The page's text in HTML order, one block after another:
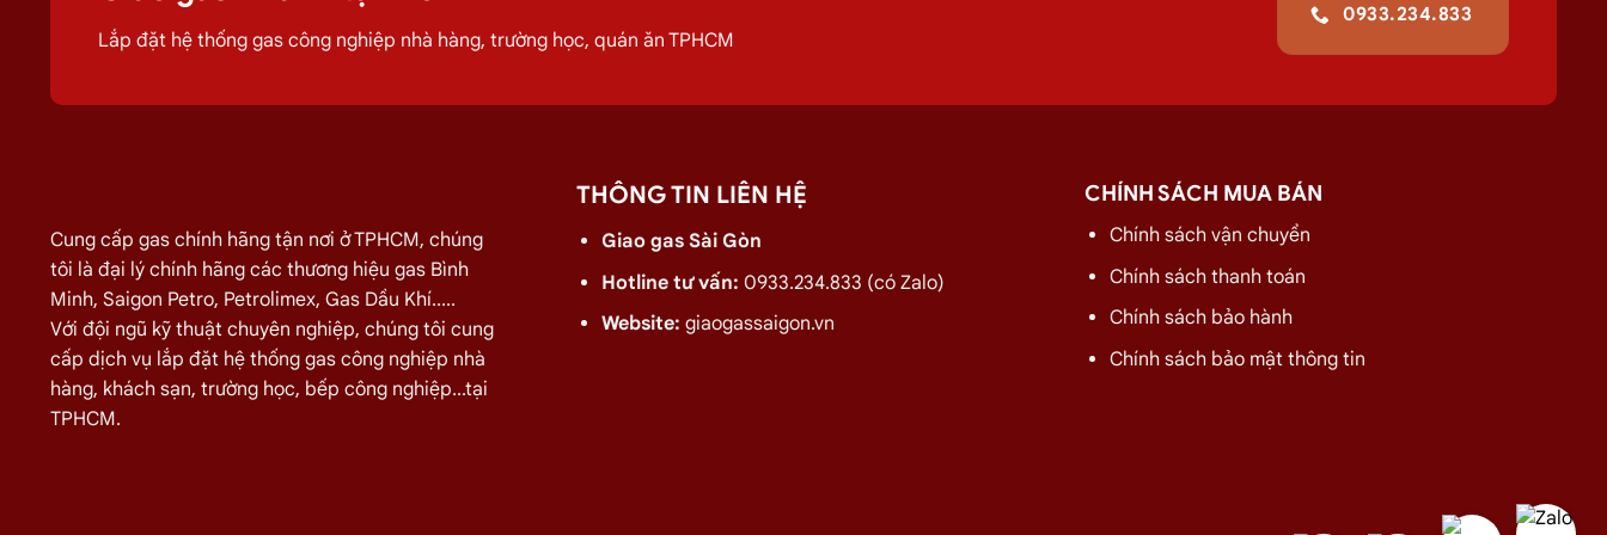
chính năm 2025 tại TPHCM.
công nghiệp 45kg chất lượnggiao tận
nơi tại Xã Bình Mỹ,
giúp quá trình sử dụng gas của quý khách hiệu quả hơn. Bên cạnh đó chúng tôi còn cung cấp dịch vụlắp hệ thống gas
Quý khách hàng cần đổi gas số lượng lớn cho nhà hàng, quán ăn tại Xã Bình Mỹ vui lòng liên hệ ngay với chúng tôi để nhận được mức giá rẻ nhất và chính sách
Miễn phí giao hàng và lắp đặt tận nơi
TÊN SẢN PHẨM
GIÁ
Bình Gas Petro VietNam 6kg màu đỏ
275.000
Bình Gas ELF 6,5kg Màu Đỏ
Lắp đặt hệ thống gas công nghiệp nhà hàng, trường học, quán ăn TPHCM
0933.234.833
Cung cấp gas chính hãng tận nơi ở TPHCM, chúng
tôi là đại lý chính hãng các thương hiệu gas Bình
Minh, Saigon Petro, Petrolimex, Gas Dầu Khí.....
Với đội ngũ kỹ thuật chuyên nghiệp, chúng tôi cung
cấp dịch vụ lắp đặt hệ thống gas công nghiệp nhà
hàng, khách sạn, trường học, bếp công nghiệp...tại
TPHCM.
THÔNG TIN LIÊN HỆ
Giao gas Sài Gòn
Hotline tư vấn: 0933.234.833 (có Zalo)
Website: giaogassaigon.vn
CHÍNH SÁCH MUA BÁN
Chính sách vận chuyển
Chính sách thanh toán
Chính sách bảo hành
Chính sách bảo mật thông tin